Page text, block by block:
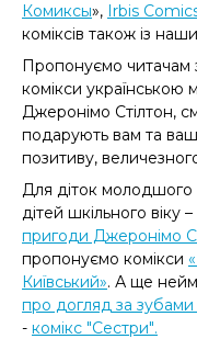
Комиксы», Irbis
коміксів також із
Пропонуємо читачам
комікси українською
Джеронімо Стілтон,
подарують вам та
позитиву,
Для діток молодшого
дітей шкільного віку –
пригоди Джеронімо
пропонуємо комікси
Київський». А ще
про догляд за зубами
- комікс "Сестри".